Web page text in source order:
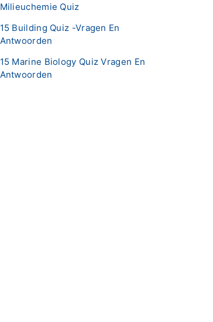
Milieuchemie Quiz
15 Building Quiz -vragen En
Antwoorden
15 Marine Biology Quiz Vragen En
Antwoorden